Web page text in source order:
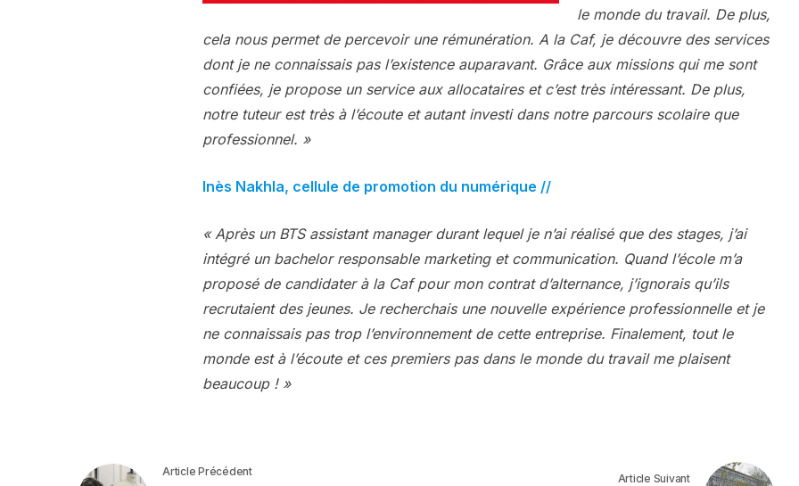
le monde du travail. De plus,
cela nous permet de percevoir une rémunération. A la Caf, je découvre des services
dont je ne connaissais pas l’existence auparavant. Grâce aux missions qui me sont
confiées, je propose un service aux allocataires et c’est très intéressant. De plus,
notre tuteur est très à l’écoute et autant investi dans notre parcours scolaire que
professionnel. »
Inès Nakhla, cellule de promotion du numérique //
« Après un BTS assistant manager durant lequel je n’ai réalisé que des stages, j’ai
intégré un bachelor responsable marketing et communication. Quand l’école m’a
proposé de candidater à la Caf pour mon contrat d’alternance, j’ignorais qu’ils
recrutaient des jeunes. Je recherchais une nouvelle expérience professionnelle et je
ne connaissais pas trop l’environnement de cette entreprise. Finalement, tout le
monde est à l’écoute et ces premiers pas dans le monde du travail me plaisent
beaucoup ! »
Article Précédent Article Suivant